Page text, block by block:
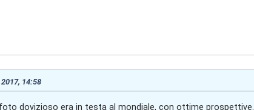
14:58
dovizioso era in testa al mondiale, con ottime prospettive.